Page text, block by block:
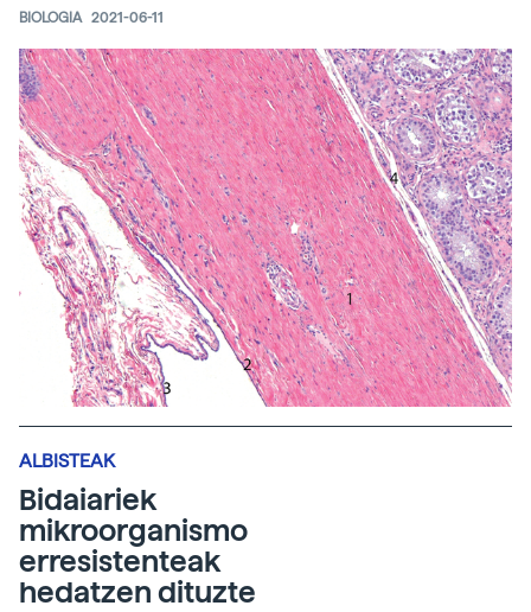
BIOLOGIA 2021-06-11
ALBISTEAK
Bidaiariek
mikroorganismo
erresistenteak
hedatzen dituzte